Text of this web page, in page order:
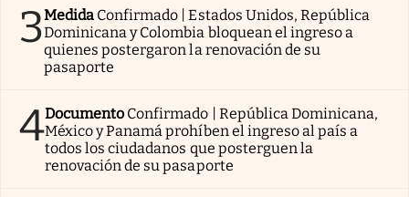
3Medida Confirmado | Estados Unidos, República
Dominicana y Colombia bloquean el ingreso a
quienes postergaron la renovación de su
pasaporte
4Documento Confirmado | República Dominicana,
México y Panamá prohíben el ingreso al país a
todos los ciudadanos que posterguen la
renovación de su pasaporte